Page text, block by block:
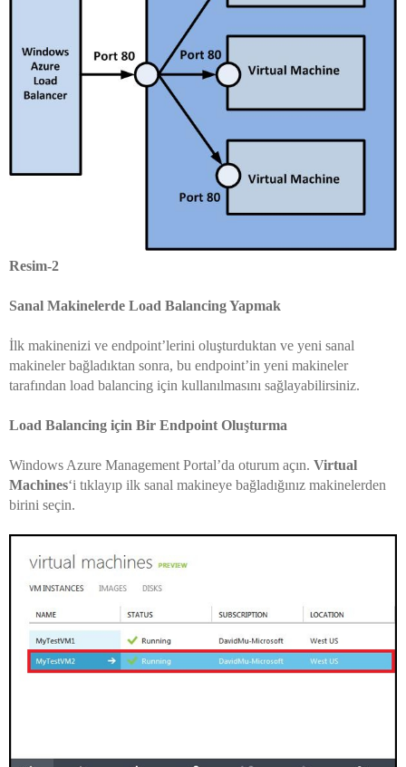
Resim-2
Sanal Makinelerde Load Balancing Yapmak
İlk makinenizi ve endpoint’lerini oluşturduktan ve yeni sanal
makineler bağladıktan sonra, bu endpoint’in yeni makineler
tarafından load balancing için kullanılmasını sağlayabilirsiniz.
Load Balancing için Bir Endpoint Oluşturma
Windows Azure Management Portal’da oturum açın. Virtual
Machines‘i tıklayıp ilk sanal makineye bağladığınız makinelerden
birini seçin.